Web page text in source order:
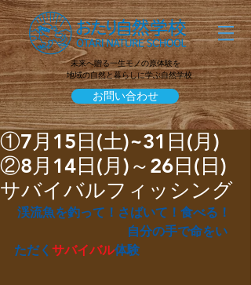
未来へ贈る一生モノの原体験を
地域の自然と暮らしに学ぶ自然学校
お問い合わせ
①7月15日(土)~31日(月)
②8月14日(月)～26日(日)
サバイバルフィッシング
渓流魚を釣って！さばいて！食べる！
自分の手で命をい
ただく サバイバル体験